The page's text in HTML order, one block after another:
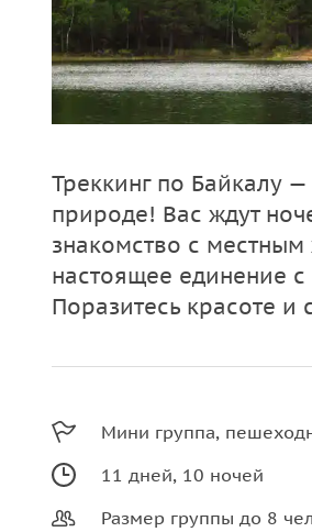
Треккинг по Байкалу
природе! Вас ждут
знакомство с
настоящее единение
Поразитесь красоте и
Мини группа,
11 дней, 10 ночей
Размер группы до 8